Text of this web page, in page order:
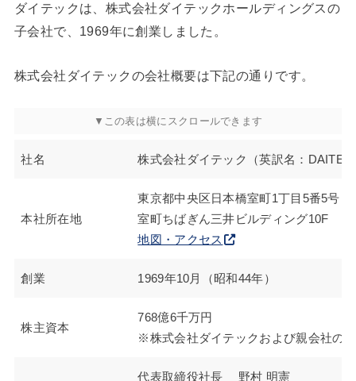
ダイテックは、株式会社ダイテックホールディングスの
子会社で、1969年に創業しました。
株式会社ダイテックの会社概要は下記の通りです。
社名 株式会社ダイテック（英訳名：
本社所在地
東京都中央区日本橋室町1丁目5番5号
室町ちばぎん三井ビルディング10F
地図・アクセス
創業 1969年10月（昭和44年）
株主資本
768億6千万円
※株式会社ダイテックおよび親会社の
代表取締役社長 野村 明憲